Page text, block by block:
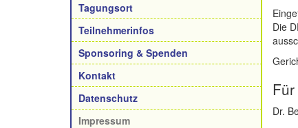
Tagungsort
Teilnehmerinfos
Sponsoring & Spenden
Kontakt
Datenschutz
Impressum
Die
Dr.